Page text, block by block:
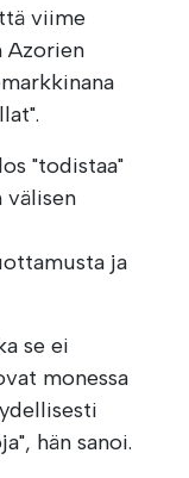
viime
Azorien
"todistaa"
välisen
ja
se ei
monessa
hän sanoi.